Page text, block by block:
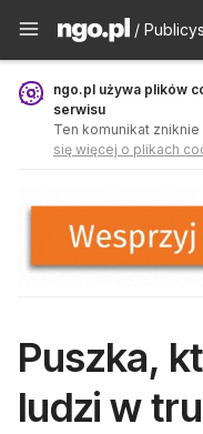
Publicystyka
/
ngo.pl używa plików
serwisu
Ten komunikat
się więcej o plikach
Puszka,
ludzi w